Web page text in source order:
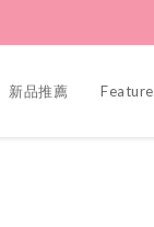
新品推薦